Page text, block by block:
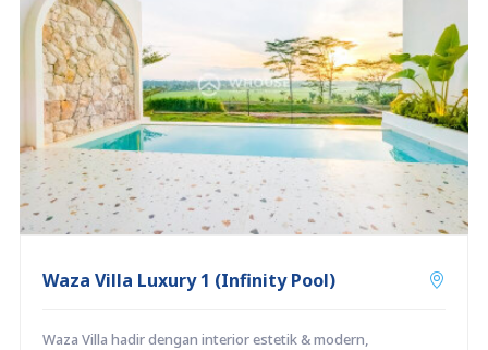
Waza Villa Luxury 1 (Infinity Pool)
Waza Villa hadir dengan interior estetik & modern,